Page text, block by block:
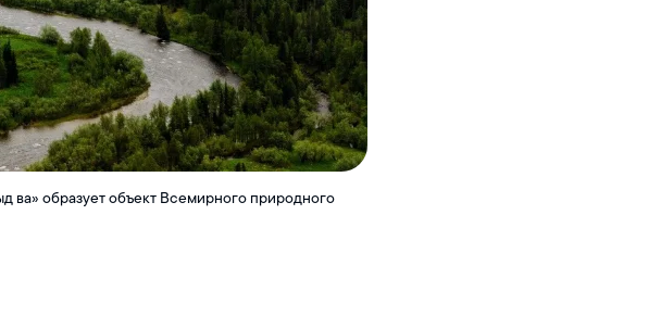
образует объект Всемирного природного